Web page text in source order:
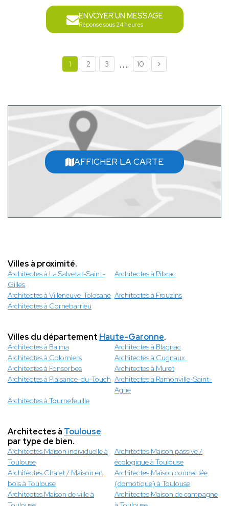
ENVOYER UN MESSAGE
Réponse sous 24 heures
1 2 3 ... 10
AFFICHER LA CARTE
Villes à proximité.
Architectes à La Salvetat-Saint-
Gilles
Architectes à Pibrac
Architectes à Villeneuve-Tolosane Architectes à Frouzins
Architectes à Cornebarrieu
Villes du département Haute-Garonne.
Architectes à Balma
Architectes à Blagnac
Architectes à Colomiers
Architectes à Cugnaux
Architectes à Fonsorbes
Architectes à Muret
Architectes à Plaisance-du-Touch Architectes à Ramonville-Saint-
Agne
Architectes à Tournefeuille
Architectes à Toulouse
par type de bien.
Architectes Maison individuelle à
Toulouse
Architectes Maison passive /
écologique à Toulouse
Architectes Chalet / Maison en
bois à Toulouse
Architectes Maison connectée
(domotique) à Toulouse
Architectes Maison de ville à
Architectes Maison de campagne